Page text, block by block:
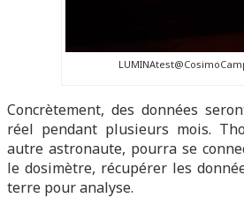
Concrètement, des données
réel pendant plusieurs mois.
autre astronaute, pourra se
le dosimètre, récupérer les
terre pour analyse.